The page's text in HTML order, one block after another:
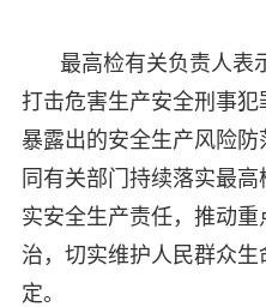
最高检有关负责人表
打击危害生产安全刑事
暴露出的安全生产风险
同有关部门持续落实最高
实安全生产责任，推动
治，切实维护人民群众
定。